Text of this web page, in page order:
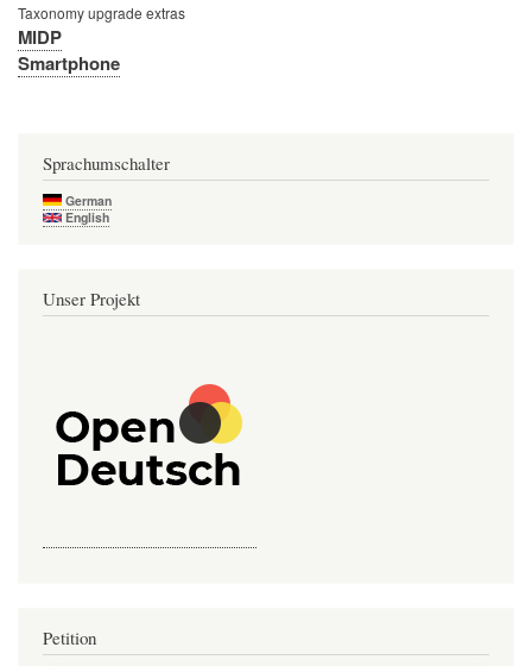
Taxonomy upgrade extras
MIDP
Smartphone
Sprachumschalter
German
English
Unser Projekt
Petition